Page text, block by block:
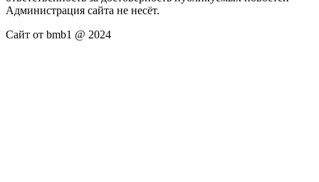
Администрация сайта не несёт.
Сайт от bmb1 @ 2024